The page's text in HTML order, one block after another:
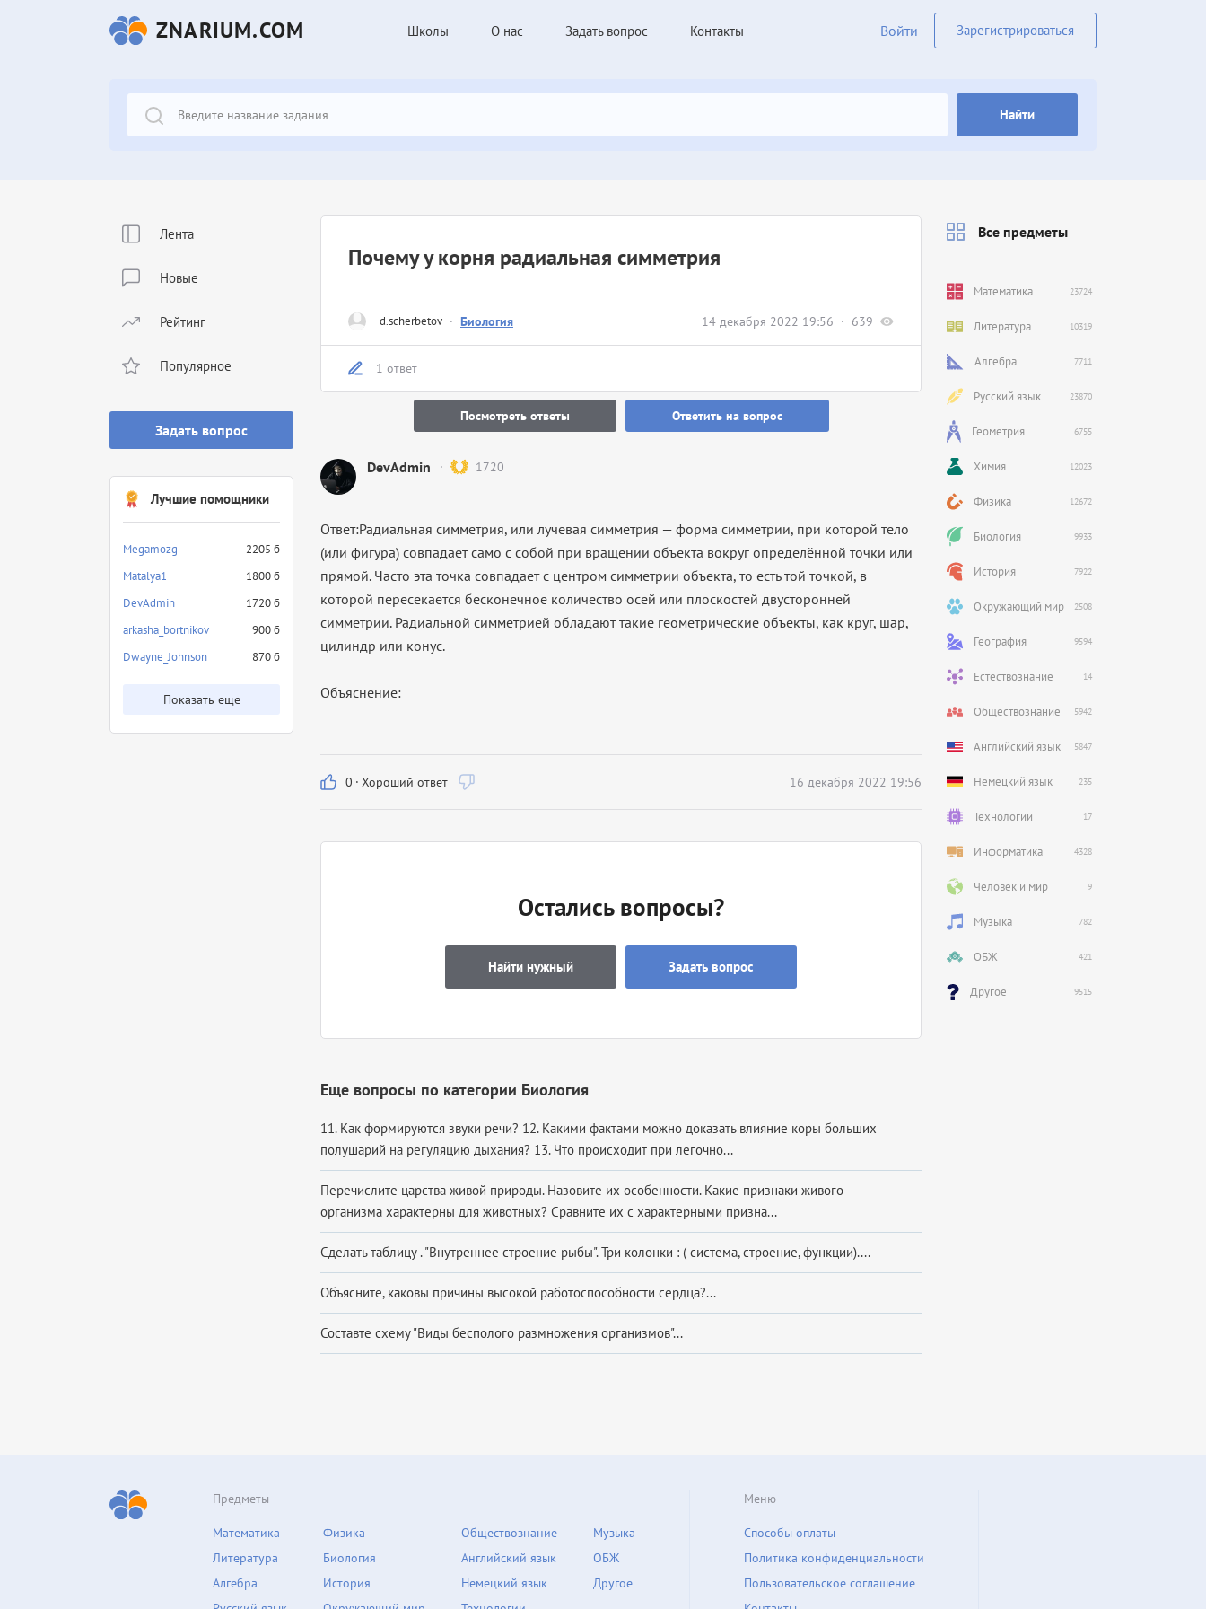
ZNARIUM.COM Школы О нас Задать вопрос Контакты Войти Зарегистрироваться
Найти
Лента
Новые
Рейтинг
Популярное
Задать вопрос
Лучшие помощники
Megamozg
2205 б
Matalya1
1800 б
DevAdmin
1720 б
arkasha_bortnikov
900 б
Dwayne_Johnson
870 б
Показать еще
d.scherbetov · Биология 14 декабря 2022 19:56 639
Почему у корня радиальная симметрия​
1 ответ
Посмотреть ответы Ответить на вопрос
DevAdmin 1720
Ответ:Радиальная симметрия, или лучевая симметрия — форма симметрии, при которой тело
(или фигура) совпадает само с собой при вращении объекта вокруг определённой точки или
прямой. Часто эта точка совпадает с центром симметрии объекта, то есть той точкой, в
которой пересекается бесконечное количество осей или плоскостей двусторонней
симметрии. Радиальной симметрией обладают такие геометрические объекты, как круг, шар,
цилиндр или конус.
Объяснение:
0 · Хороший ответ 16 декабря 2022 19:56
Остались вопросы?
Найти нужный Задать вопрос
Еще вопросы по категории Биология
11. Как формируются звуки речи? 12. Какими фактами можно доказать влияние коры больших
полушарий на регуляцию дыхания? 13. Что происходит при легочно...
Перечислите царства живой природы. Назовите их особенности. Какие признаки живого
организма характерны для животных? Сравните их с характерными призна...
Сделать таблицу . "Внутреннее строение рыбы". Три колонки : ( система, строение, функции)....
Объясните, каковы причины высокой работоспособности сердца?...
Составте схему "Виды бесполого размножения организмов"...
Все предметы
Математика 23724
Литература 10319
Алгебра 7711
Русский язык 23870
Геометрия 6755
Химия 12023
Физика 12672
Биология 9933
История 7922
Окружающий мир 2508
География 9594
Естествознание 14
Обществознание 5942
Английский язык 5847
Немецкий язык 235
Технологии 17
Информатика 4328
Человек и мир 9
Музыка 782
ОБЖ 421
Другое 9515
Предметы
Математика
Литература
Алгебра
Физика
Биология
История
Обществознание
Английский язык
Немецкий язык
Музыка
ОБЖ
Другое
Меню
Способы оплаты
Политика конфиденциальности
Пользовательское соглашение